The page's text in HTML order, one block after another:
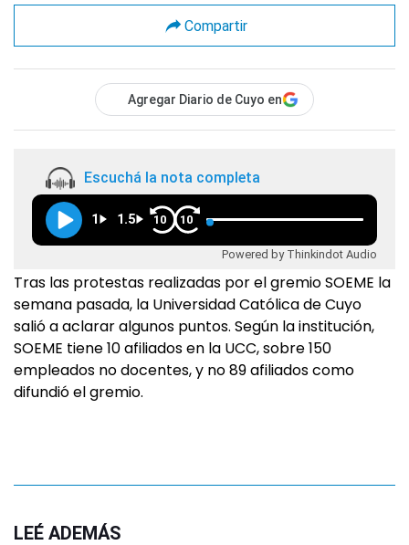
Compartir
Agregar Diario de Cuyo en
Escuchá la nota completa
1 1.5 10 10
Powered by Thinkindot Audio
Tras las protestas realizadas por el gremio SOEME la
semana pasada, la Universidad Católica de Cuyo
salió a aclarar algunos puntos. Según la institución,
SOEME tiene 10 afiliados en la UCC, sobre 150
empleados no docentes, y no 89 afiliados como
difundió el gremio.
LEÉ ADEMÁS